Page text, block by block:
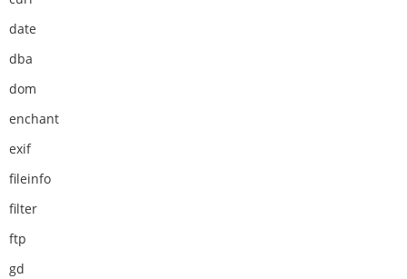
date
dba
dom
enchant
exif
fileinfo
filter
ftp
gd